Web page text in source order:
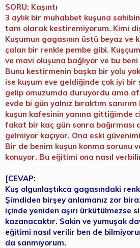
SORU: Kaşıntı
3 aylık bir muhabbet kuşuna
tam olarak kestiremiyorum. Kimi
Kuşumun gagasının üstü beyaz ve
çalan bir renkle pembe gibi. Kuşçum
ve mavi oluşuna bağlıyor ve bu
Bunu kestirmenin başka bir yolu
ise kuşum eve geldiğinde çok iyi
gelip omuzumda duruyordu ama
evde bi gün yalnız bıraktım
kuşun kafesinin yanına gittiğimde
fakat bir kaç gün sonra bağırması
gelmiyor kaçıyor. Ona eski
Bir de benim kuşun konma sorunu
konuyor. Bu eğitimi ona nasıl
[CEVAP:
Kuş olgunlaştıkca gagasındaki
Şimdiden birşey anlamanız zor
içinde yeniden aşırı ürkütülmezse
kazanacaktır. Sakin ve yumuşak
eğitimi nasıl verilir ben de
da sanmıyorum.